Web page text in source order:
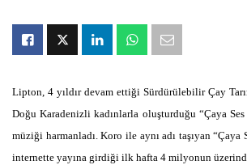
Lipton, 4 yıldır devam ettiği Sürdürülebilir Çay
Doğu Karadenizli kadınlarla oluşturduğu “Çaya
müziği harmanladı. Koro ile aynı adı taşıyan “Çaya
internette yayına girdiği ilk hafta 4 milyonun